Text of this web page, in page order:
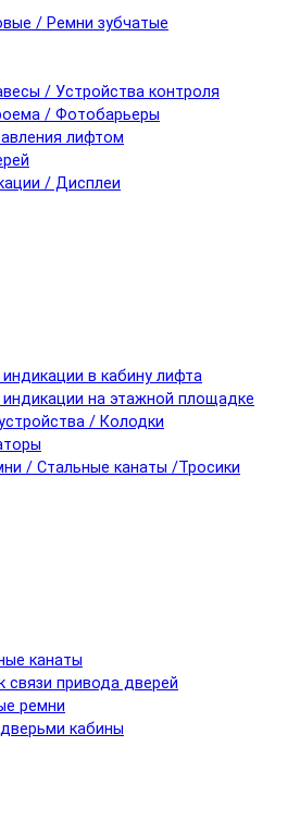
/ Ремни зубчатые
/ Устройства контроля
/ Фотобарьеры
лифтом
/ Дисплеи
в кабину лифта
на этажной площадке
/ Колодки
/ Стальные канаты /Тросики
канаты
связи привода дверей
ремни
кабины